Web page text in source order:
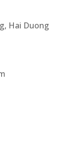
Hai Duong